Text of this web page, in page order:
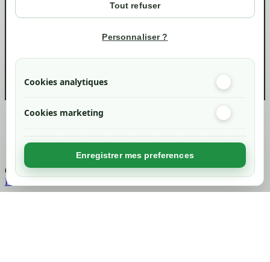
Tout refuser
Personnaliser ?
Cookies analytiques
Cookies marketing
Enregistrer mes preferences
info@green-tech-shop.com
Created byNageoconcept
Chargement...
Retour en haut